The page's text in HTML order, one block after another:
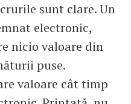
sunt clare. Un
electronic,
nicio valoare din
puse.
valoare cât timp